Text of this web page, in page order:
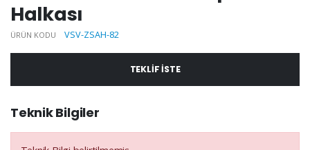
Halkası
ÜRÜN KODU VSV-ZSAH-82
TEKLIF ISTE
Teknik Bilgiler